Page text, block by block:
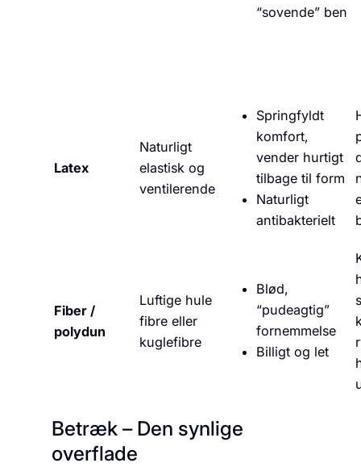
“sovende” ben
Latex
Naturligt
elastisk og
ventilerende
Springfyldt
komfort,
vender hurtigt
tilbage til form
Naturligt
antibakterielt
Fiber /
polydun
Luftige hule
fibre eller
kuglefibre
Blød,
“pudeagtig”
fornemmelse
Billigt og let
Betræk – Den synlige
overflade